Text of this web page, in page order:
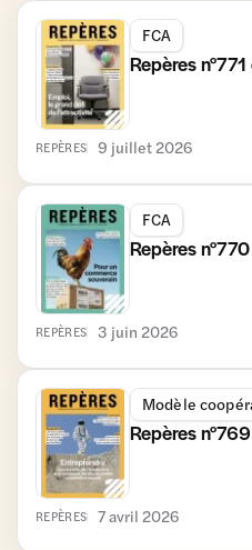
FCA
Repères
REPÈRES 9 juillet 2026
FCA
Repères
REPÈRES 3 juin 2026
Modèle
Repères
REPÈRES 7 avril 2026